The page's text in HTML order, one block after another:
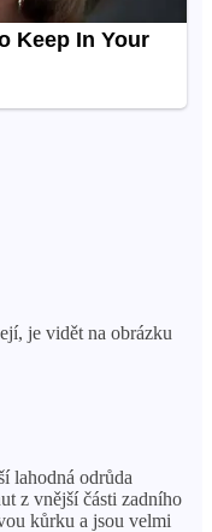
je vidět na obrázku
lahodná odrůda
z vnější části zadního
kůrku a jsou velmi